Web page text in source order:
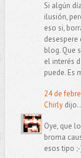
Si algún
ilusión,
eso si,
blog. Que
el interés
puede. Es
24 de
Chirly
Oye, que
broma
esos tipo